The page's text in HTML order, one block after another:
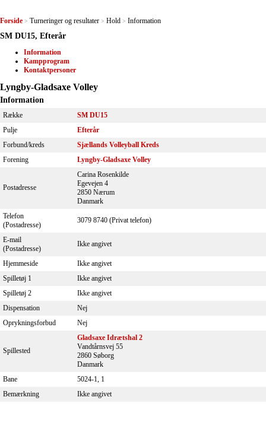
Forside > Turneringer og resultater > Hold > Information
SM DU15, Efterår
Information
Kampprogram
Kontaktpersoner
Lyngby-Gladsaxe Volley
Information
Række
SM DU15
Pulje
Efterår
Forbund/kreds
Sjællands Volleyball Kreds
Forening
Lyngby-Gladsaxe Volley
Postadresse
Carina Rosenkilde
Egevejen 4
2850 Nærum
Danmark
Telefon
(Postadresse)
3079 8740 (Privat telefon)
E-mail
(Postadresse)
Ikke angivet
Hjemmeside
Ikke angivet
Spilletøj 1
Ikke angivet
Spilletøj 2
Ikke angivet
Dispensation
Nej
Oprykningsforbud
Nej
Spillested
Gladsaxe Idrætshal 2
Vandtårnsvej 55
2860 Søborg
Danmark
Bane
5024-1, 1
Bemærkning
Ikke angivet